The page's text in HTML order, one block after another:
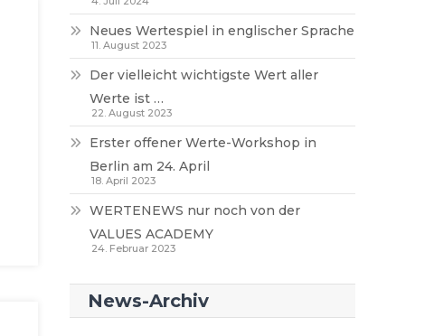
Neues Wertespiel in englischer Sprache
11. August 2023
Der vielleicht wichtigste Wert aller
Werte ist …
22. August 2023
Erster offener Werte-Workshop in
Berlin am 24. April
18. April 2023
WERTENEWS nur noch von der
VALUES ACADEMY
24. Februar 2023
News-Archiv